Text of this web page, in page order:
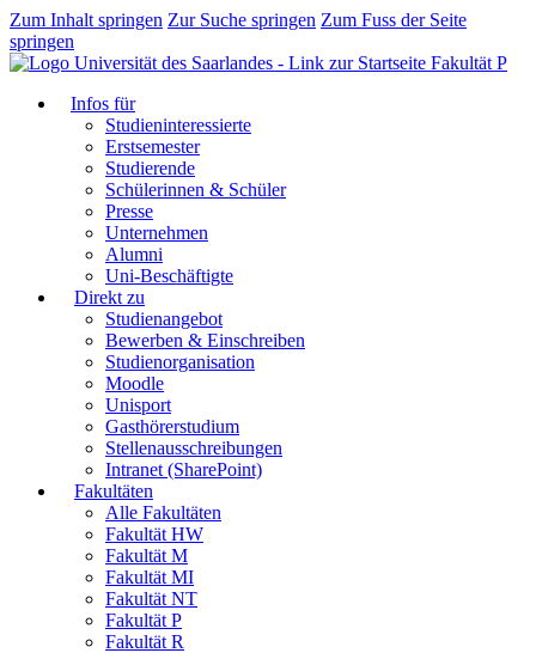
Zum Inhalt springen Zur Suche springen Zum Fuss der Seite
springen
Fakultät P
Infos für
Studieninteressierte
Erstsemester
Studierende
Schülerinnen & Schüler
Presse
Unternehmen
Alumni
Uni-Beschäftigte
Direkt zu
Studienangebot
Bewerben & Einschreiben
Studienorganisation
Moodle
Unisport
Gasthörerstudium
Stellenausschreibungen
Intranet (SharePoint)
Fakultäten
Alle Fakultäten
Fakultät HW
Fakultät M
Fakultät MI
Fakultät NT
Fakultät P
Fakultät R